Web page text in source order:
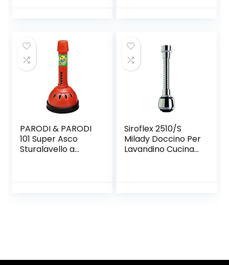
PARODI & PARODI
101 Super Asco
Sturalavello a
Siroflex 2510/S
Milady Doccino Per
Lavandino Cucina